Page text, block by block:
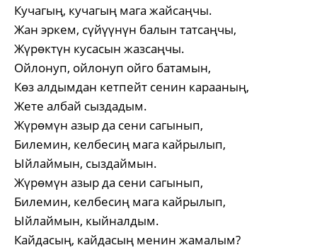
Кучагың, кучагың мага жайсаңчы.
Жан эркем, сүйүүнүн балын татсаңчы,
Жүрөктүн кусасын жазсаңчы.
Ойлонуп, ойлонуп ойго батамын,
Көз алдымдан кетпейт сенин карааның,
Жете албай сыздадым.
Жүрөмүн азыр да сени сагынып,
Билемин, келбесиң мага кайрылып,
Ыйлаймын, сыздаймын.
Жүрөмүн азыр да сени сагынып,
Билемин, келбесиң мага кайрылып,
Ыйлаймын, кыйналдым.
Кайдасың, кайдасың менин жамалым?